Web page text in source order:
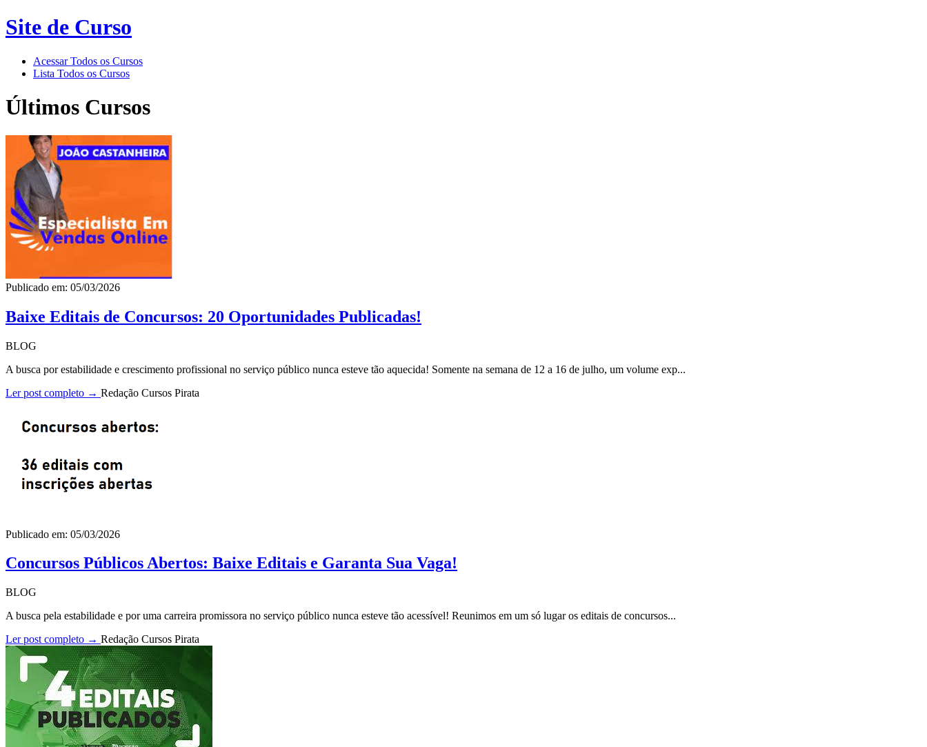
Site de Curso
Acessar Todos os Cursos
Lista Todos os Cursos
Últimos Cursos
Publicado em: 05/03/2026
Baixe Editais de Concursos: 20 Oportunidades Publicadas!
BLOG
A busca por estabilidade e crescimento profissional no serviço público nunca esteve tão aquecida! Somente na semana de 12 a 16 de julho, um volume exp...
Ler post completo → Redação Cursos Pirata
Publicado em: 05/03/2026
Concursos Públicos Abertos: Baixe Editais e Garanta Sua Vaga!
BLOG
A busca pela estabilidade e por uma carreira promissora no serviço público nunca esteve tão acessível! Reunimos em um só lugar os editais de concursos...
Ler post completo → Redação Cursos Pirata